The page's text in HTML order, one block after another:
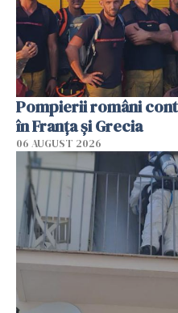
Pompierii români
în Franţa şi Grecia
06 AUGUST 2026